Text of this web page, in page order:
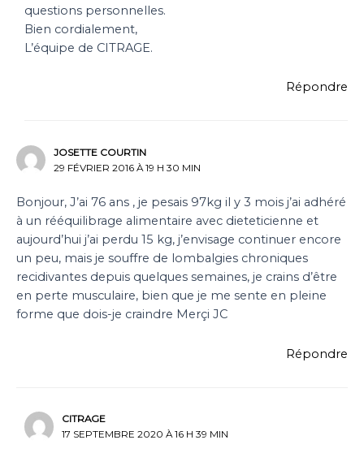
questions personnelles.
Bien cordialement,
L’équipe de CITRAGE.
Répondre
JOSETTE COURTIN
29 FÉVRIER 2016 À 19 H 30 MIN
Bonjour, J’ai 76 ans , je pesais 97kg il y 3 mois j’ai adhéré
à un rééquilibrage alimentaire avec dieteticienne et
aujourd’hui j’ai perdu 15 kg, j’envisage continuer encore
un peu, mais je souffre de lombalgies chroniques
recidivantes depuis quelques semaines, je crains d’être
en perte musculaire, bien que je me sente en pleine
forme que dois-je craindre Merçi JC
Répondre
CITRAGE
17 SEPTEMBRE 2020 À 16 H 39 MIN